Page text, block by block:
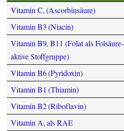
Vitamin C, (Ascorbinsäure)
Vitamin B3 (Niacin)
Vitamin B9, B11 (Folat als Folsäure-
aktive Stoffgruppe)
Vitamin B6 (Pyridoxin)
Vitamin B1 (Thiamin)
Vitamin B2 (Riboflavin)
Vitamin A, als RAE